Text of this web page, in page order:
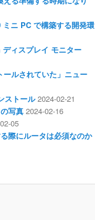
ニ PC で構築する開発環
ィスプレイ モニター
ールされていた」ニュー
ストール 2024-02-21
写真 2024-02-16
05
際にルータは必須なのか